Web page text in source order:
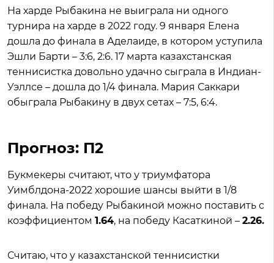
На харде Рыбакина не выиграла ни одного
турнира на харде в 2022 году. 9 января Елена
дошла до финала в Аделаиде, в котором уступила
Эшли Барти – 3:6, 2:6. 17 марта казахстанская
теннисистка довольно удачно сыграла в Индиан-
Уэллсе – дошла до 1/4 финала. Мария Саккари
обыграла Рыбакину в двух сетах – 7:5, 6:4.
Прогноз: П2
Букмекеры считают, что у триумфатора
Уимблдона-2022 хорошие шансы выйти в 1/8
финала. На победу Рыбакиной можно поставить с
коэффициентом 1.64, на победу Касаткиной – 2.26.
Считаю, что у казахстанской теннисистки